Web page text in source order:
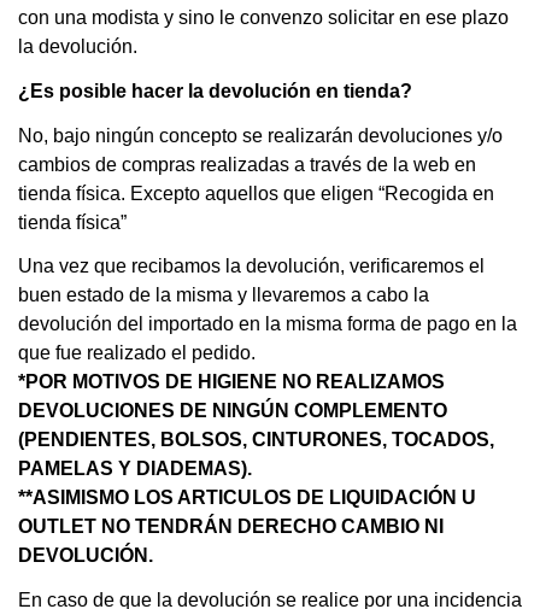
con una modista y sino le convenzo solicitar en ese plazo
la devolución.
¿Es posible hacer la devolución en tienda?
No, bajo ningún concepto se realizarán devoluciones y/o
cambios de compras realizadas a través de la web en
tienda física. Excepto aquellos que eligen “Recogida en
tienda física”
Una vez que recibamos la devolución, verificaremos el
buen estado de la misma y llevaremos a cabo la
devolución del importado en la misma forma de pago en la
que fue realizado el pedido.
*POR MOTIVOS DE HIGIENE NO REALIZAMOS
DEVOLUCIONES DE NINGÚN COMPLEMENTO
(PENDIENTES, BOLSOS, CINTURONES, TOCADOS,
PAMELAS Y DIADEMAS).
**ASIMISMO LOS ARTICULOS DE LIQUIDACIÓN U
OUTLET NO TENDRÁN DERECHO CAMBIO NI
DEVOLUCIÓN .
En caso de que la devolución se realice por una incidencia